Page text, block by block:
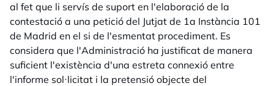
al fet que li servís de suport en l'elaboració de la
contestació a una petició del Jutjat de 1a Instància 101
de Madrid en el si de l'esmentat procediment. Es
considera que l'Administració ha justificat de manera
suficient l'existència d'una estreta connexió entre
l'informe sol·licitat i la pretensió objecte del